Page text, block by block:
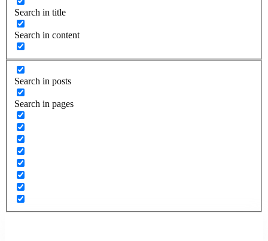
Search in title
Search in content
Search in posts
Search in pages